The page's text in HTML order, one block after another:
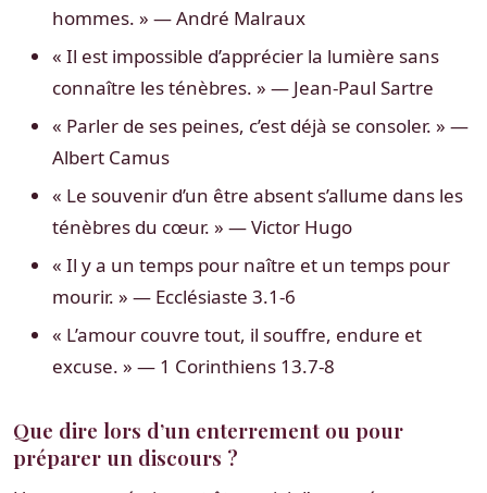
hommes. » — André Malraux
« Il est impossible d’apprécier la lumière sans
connaître les ténèbres. » — Jean-Paul Sartre
« Parler de ses peines, c’est déjà se consoler. » —
Albert Camus
« Le souvenir d’un être absent s’allume dans les
ténèbres du cœur. » — Victor Hugo
« Il y a un temps pour naître et un temps pour
mourir. » — Ecclésiaste 3.1-6
« L’amour couvre tout, il souffre, endure et
excuse. » — 1 Corinthiens 13.7-8
Que dire lors d’un enterrement ou pour
préparer un discours ?